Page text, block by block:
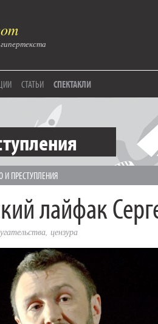
СТАТЬИ СПЕКТАКЛИ
И ПРЕСТУПЛЕНИЯ
лайфак
, цензура